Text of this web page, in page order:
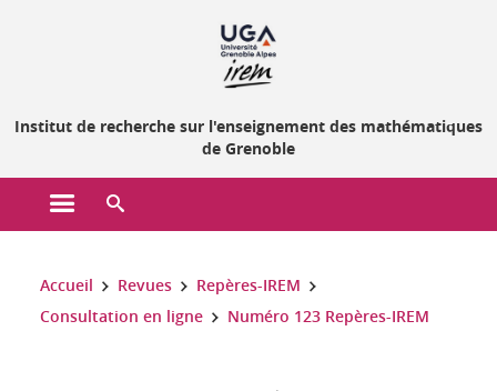
Institut de recherche sur l'enseignement des mathématiques
de Grenoble
Ouvrir le menu principal
Vous êtes ici :
Accueil Revues
Repères-IREM
Consultation en ligne
Numéro 123 Repères-IREM